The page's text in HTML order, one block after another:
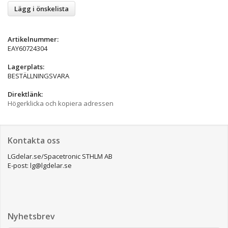
Lägg i önskelista
Artikelnummer:
EAY60724304
Lagerplats:
BESTÄLLNINGSVARA
Direktlänk:
Högerklicka och kopiera adressen
Kontakta oss
LGdelar.se/Spacetronic STHLM AB
E-post: lg@lgdelar.se
Nyhetsbrev